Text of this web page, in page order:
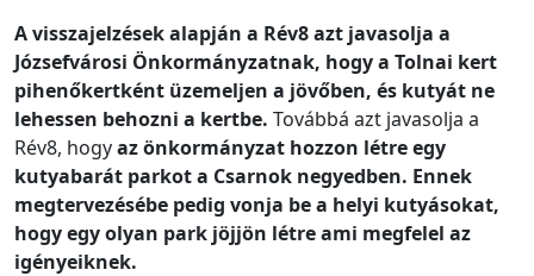
A visszajelzések alapján a Rév8 azt javasolja a
Józsefvárosi Önkormányzatnak, hogy a Tolnai kert
pihenőkertként üzemeljen a jövőben, és kutyát ne
lehessen behozni a kertbe. Továbbá azt javasolja a
Rév8, hogyaz önkormányzat hozzon létre egy
kutyabarát parkot a Csarnok negyedben. Ennek
megtervezésébe pedig vonja be a helyi kutyásokat,
hogy egy olyan park jöjjön létre ami megfelel az
igényeiknek.